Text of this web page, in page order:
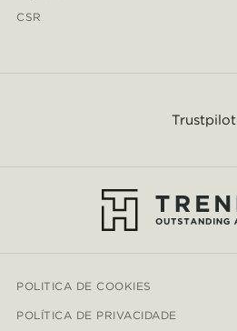
CSR
Trustpilot
POLITICA DE COOKIES
POLÍTICA DE PRIVACIDADE